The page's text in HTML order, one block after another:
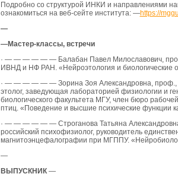
Подробно со структурой ИНКИ и направлениями
ознакомиться на веб-сейте института: —https://
—
—Мастер-классы, встречи
· — — — — — — Балабан Павел Милославович,
ИВНД и НФ РАН. «Нейроэтология и биологические
· — — — — — — Зорина Зоя Александровна,
этолог, заведующая лабораторией физиологии и
биологического факультета МГУ, член бюро
птиц. «Поведение и высшие психические функции
· — — — — — — Строганова Татьяна
российский психофизиолог, руководитель
магнитоэнцефалографии при МГППУ.
—
ВЫПУСКНИК—